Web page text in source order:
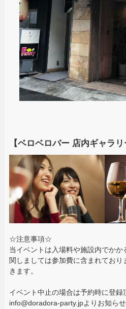
【ベロベロバー 店内ギャラリ
☆注意事項☆
当イベントは入場料や施設内でか
関しましては参加費に含まれてお
きます。
イベント中止の場合は予約時に登録
info@doradora-party.jpよりお知ら